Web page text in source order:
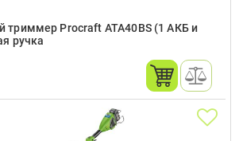
триммер Procraft ATA40BS (1 АКБ и
ручка